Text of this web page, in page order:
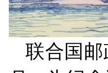
联合国